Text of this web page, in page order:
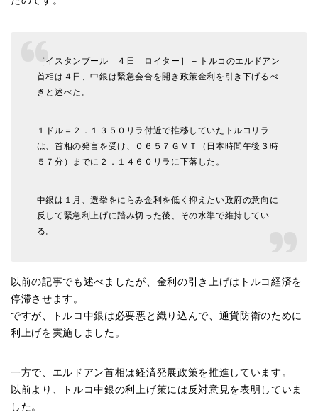
［イスタンブール ４日 ロイター］ – トルコのエルドアン
首相は４日、中銀は緊急会合を開き政策金利を引き下げるべ
きと述べた。
１ドル＝２．１３５０リラ付近で推移していたトルコリラ
は、首相の発言を受け、０６５７ＧＭＴ（日本時間午後３時
５７分）までに２．１４６０リラに下落した。
中銀は１月、選挙をにらみ金利を低く抑えたい政府の意向に
反して緊急利上げに踏み切った後、その水準で維持してい
る。
以前の記事でも述べましたが、金利の引き上げはトルコ経済を
停滞させます。
ですが、トルコ中銀は必要悪と織り込んで、通貨防衛のために
利上げを実施しました。
一方で、エルドアン首相は経済発展政策を推進しています。
以前より、トルコ中銀の利上げ策には反対意見を表明していま
した。